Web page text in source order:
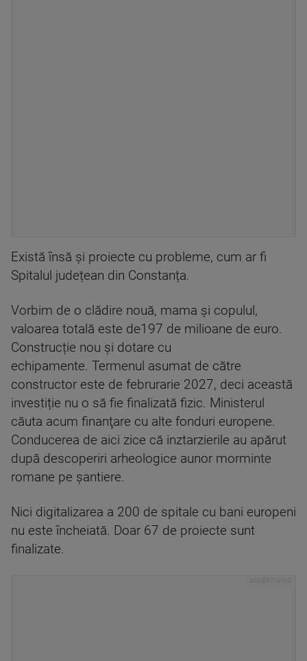
Există însă și proiecte cu probleme, cum ar fi
Spitalul județean din Constanța.
Vorbim de o clădire nouă, mama şi copulul,
valoarea totală este de197 de milioane de euro.
Construcție nou și dotare cu
echipamente. Termenul asumat de către
constructor este de februrarie 2027, deci această
investiție nu o să fie finalizată fizic. Ministerul
căuta acum finanţare cu alte fonduri europene.
Conducerea de aici zice că inztarzierile au apărut
după descoperiri arheologice aunor morminte
romane pe şantiere.
Nici digitalizarea a 200 de spitale cu bani europeni
nu este încheiată. Doar 67 de proiecte sunt
finalizate.